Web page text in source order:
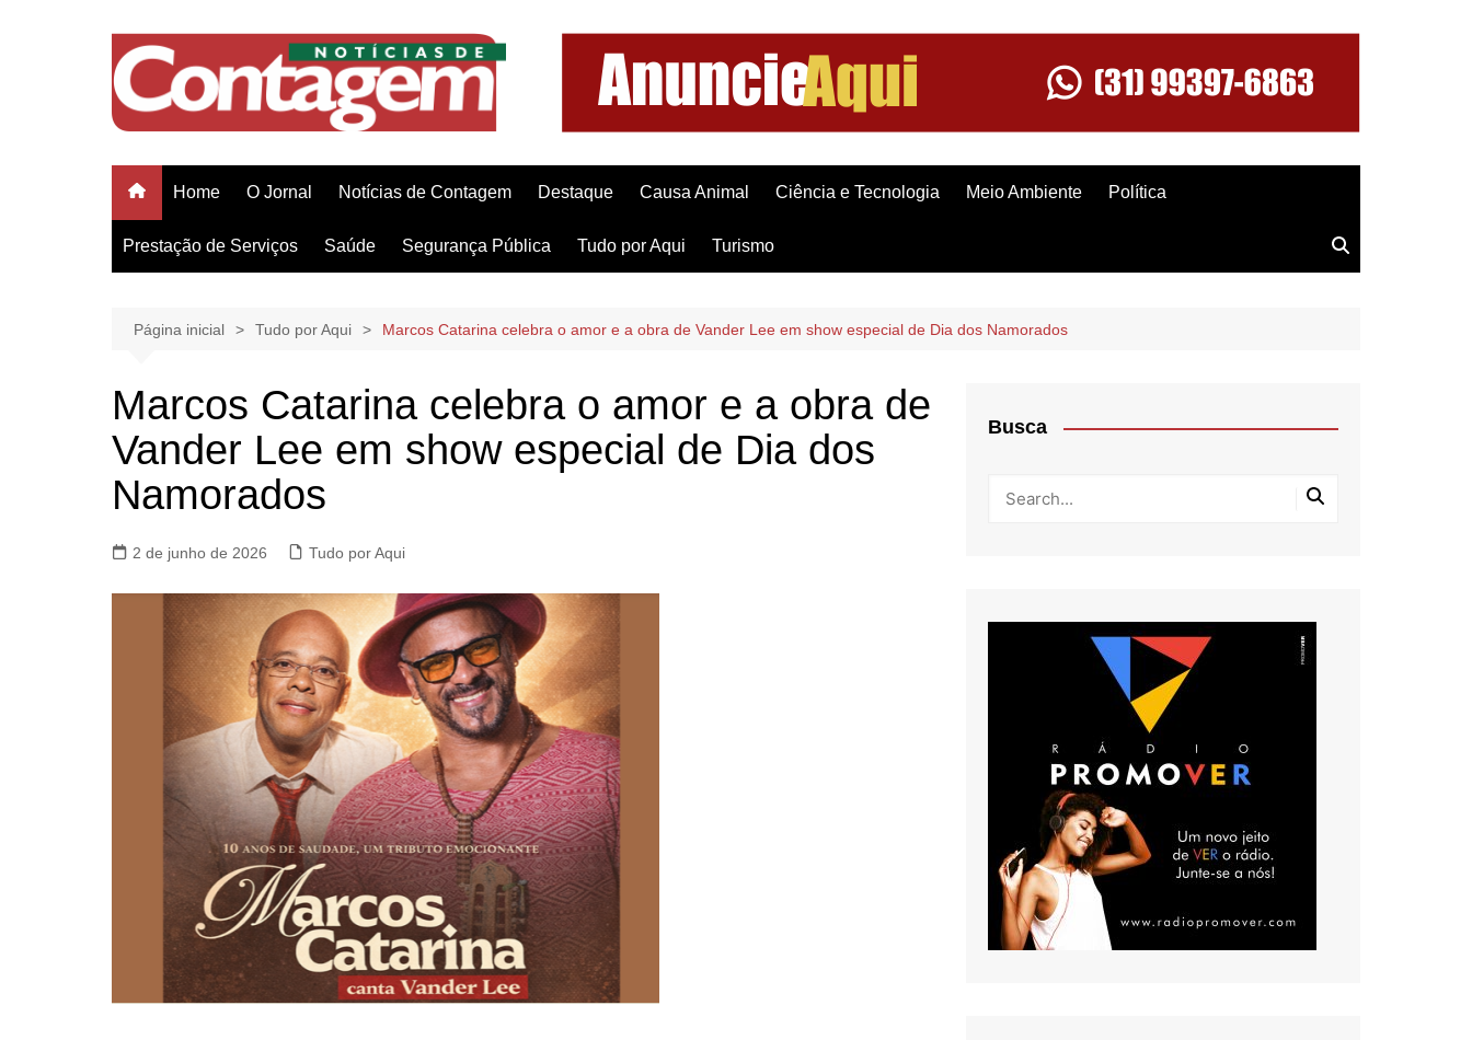
Home O Jornal Notícias de Contagem Destaque Causa Animal Ciência e Tecnologia Meio Ambiente Política
Prestação de Serviços Saúde Segurança Pública Tudo por Aqui Turismo
Página inicial Tudo por Aqui Marcos Catarina celebra o amor e a obra de Vander Lee em show especial de Dia dos Namorados
Marcos Catarina celebra o amor e a obra de
Vander Lee em show especial de Dia dos
Namorados
2 de junho de 2026 Tudo por Aqui
Busca